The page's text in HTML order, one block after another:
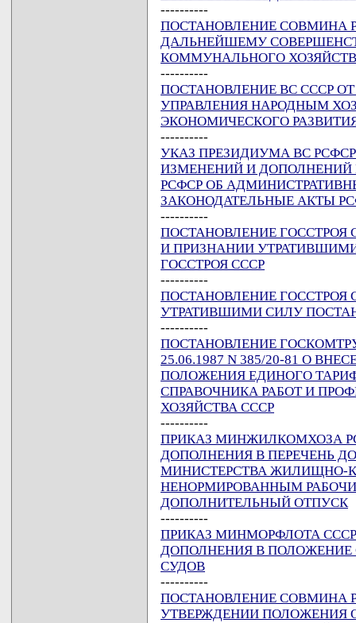
----------
ПОСТАНОВЛЕНИЕ СОВМИНА
ДАЛЬНЕЙШЕМУ
КОММУНАЛЬНОГО
----------
ПОСТАНОВЛЕНИЕ ВС СССР ОТ
УПРАВЛЕНИЯ НАРОДНЫМ
ЭКОНОМИЧЕСКОГО
----------
УКАЗ ПРЕЗИДИУМА ВС РСФСР
ИЗМЕНЕНИЙ И ДОПОЛНЕНИЙ
РСФСР ОБ
ЗАКОНОДАТЕЛЬНЫЕ АКТЫ
----------
ПОСТАНОВЛЕНИЕ ГОССТРОЯ
И ПРИЗНАНИИ
ГОССТРОЯ СССР
----------
ПОСТАНОВЛЕНИЕ ГОССТРОЯ
УТРАТИВШИМИ СИЛУ
----------
ПОСТАНОВЛЕНИЕ
25.06.1987 N 385/20-81 О
ПОЛОЖЕНИЯ ЕДИНОГО
СПРАВОЧНИКА РАБОТ И
ХОЗЯЙСТВА СССР
----------
ПРИКАЗ МИНЖИЛКОМХОЗА
ДОПОЛНЕНИЯ В ПЕРЕЧЕНЬ
МИНИСТЕРСТВА ЖИЛИЩНО-
НЕНОРМИРОВАННЫМ
ДОПОЛНИТЕЛЬНЫЙ ОТПУСК
----------
ПРИКАЗ МИНМОРФЛОТА СССР
ДОПОЛНЕНИЯ В
СУДОВ
----------
ПОСТАНОВЛЕНИЕ СОВМИНА
УТВЕРЖДЕНИИ ПОЛОЖЕНИЯ